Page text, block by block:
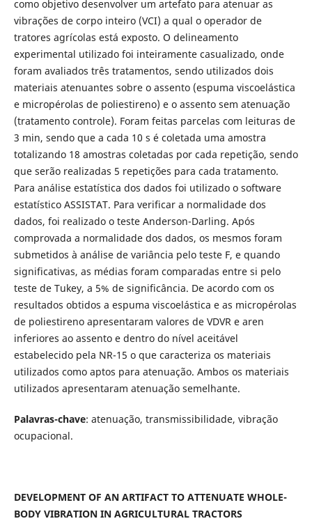
como objetivo desenvolver um artefato para atenuar as
vibrações de corpo inteiro (VCI) a qual o operador de
tratores agrícolas está exposto. O delineamento
experimental utilizado foi inteiramente casualizado, onde
foram avaliados três tratamentos, sendo utilizados dois
materiais atenuantes sobre o assento (espuma viscoelástica
e micropérolas de poliestireno) e o assento sem atenuação
(tratamento controle). Foram feitas parcelas com leituras de
3 min, sendo que a cada 10 s é coletada uma amostra
totalizando 18 amostras coletadas por cada repetição, sendo
que serão realizadas 5 repetições para cada tratamento.
Para análise estatística dos dados foi utilizado o software
estatístico ASSISTAT. Para verificar a normalidade dos
dados, foi realizado o teste Anderson-Darling. Após
comprovada a normalidade dos dados, os mesmos foram
submetidos à análise de variância pelo teste F, e quando
significativas, as médias foram comparadas entre si pelo
teste de Tukey, a 5% de significância. De acordo com os
resultados obtidos a espuma viscoelástica e as micropérolas
de poliestireno apresentaram valores de VDVR e aren
inferiores ao assento e dentro do nível aceitável
estabelecido pela NR-15 o que caracteriza os materiais
utilizados como aptos para atenuação. Ambos os materiais
utilizados apresentaram atenuação semelhante.
Palavras-chave: atenuação, transmissibilidade, vibração
ocupacional.
DEVELOPMENT OF AN ARTIFACT TO ATTENUATE WHOLE-
BODY VIBRATION IN AGRICULTURAL TRACTORS